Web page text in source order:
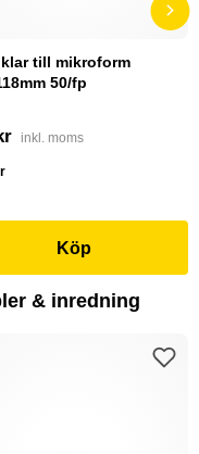
till mikroform
50/fp
inkl. moms
Köp
& inredning